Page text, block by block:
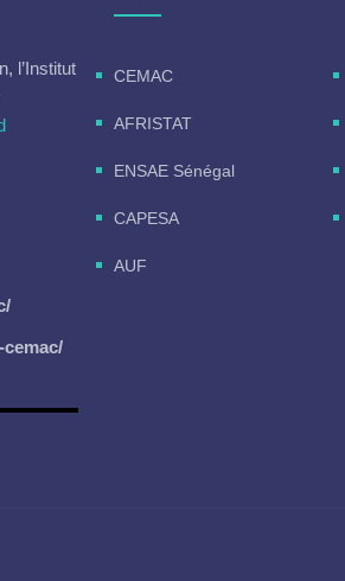
l’Institut
CEMAC
AFRISTAT
ENSAE Sénégal
CAPESA
AUF